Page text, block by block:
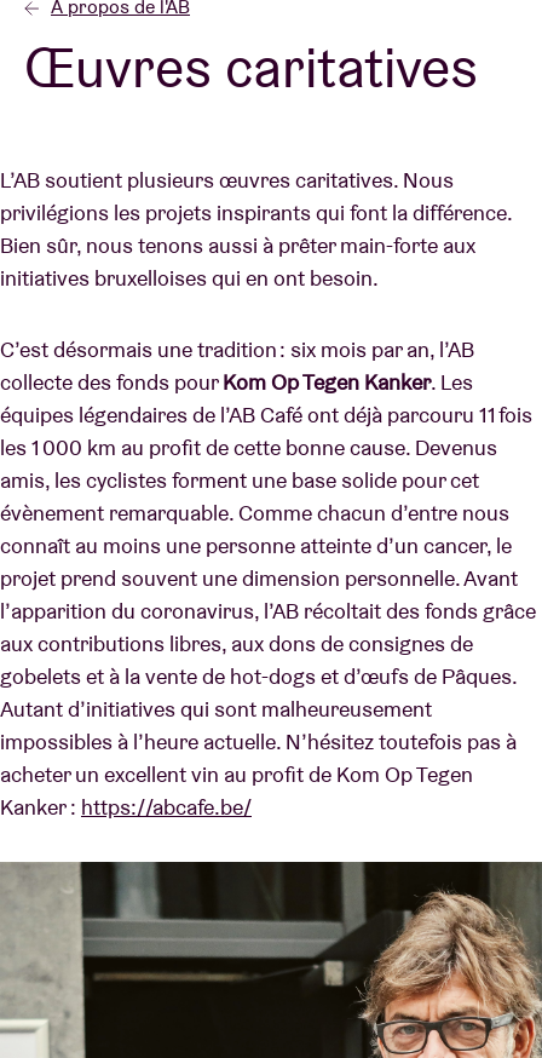
Location de salles
ABtv
Chèque-concert
À propos de l'AB
Contact
À propos de l'AB
Œuvres caritatives
L’AB soutient plusieurs œuvres caritatives. Nous
privilégions les projets inspirants qui font la différence.
Bien sûr, nous tenons aussi à prêter main-forte aux
initiatives bruxelloises qui en ont besoin.
C’est désormais une tradition : six mois par an, l’AB
collecte des fonds pourKom Op Tegen Kanker. Les
équipes légendaires de l’AB Café ont déjà parcouru 11 fois
les 1 000 km au profit de cette bonne cause. Devenus
amis, les cyclistes forment une base solide pour cet
évènement remarquable. Comme chacun d’entre nous
connaît au moins une personne atteinte d’un cancer, le
projet prend souvent une dimension personnelle. Avant
l’apparition du coronavirus, l’AB récoltait des fonds grâce
aux contributions libres, aux dons de consignes de
gobelets et à la vente de hot-dogs et d’œufs de Pâques.
Autant d’initiatives qui sont malheureusement
impossibles à l’heure actuelle. N’hésitez toutefois pas à
acheter un excellent vin au profit de Kom Op Tegen
Kanker : https://abcafe.be/